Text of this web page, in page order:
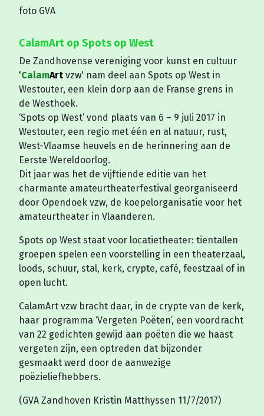
foto GVA
CalamArt op Spots op West
De Zandhovense vereniging voor kunst en cultuur
'CalamArt vzw' nam deel aan Spots op West in
Westouter, een klein dorp aan de Franse grens in
de Westhoek.
‘Spots op West’ vond plaats van 6 – 9 juli 2017 in
Westouter, een regio met één en al natuur, rust,
West-Vlaamse heuvels en de herinnering aan de
Eerste Wereldoorlog.
Dit jaar was het de vijftiende editie van het
charmante amateurtheaterfestival georganiseerd
door Opendoek vzw, de koepelorganisatie voor het
amateurtheater in Vlaanderen.
Spots op West staat voor locatietheater: tientallen
groepen spelen een voorstelling in een theaterzaal,
loods, schuur, stal, kerk, crypte, café, feestzaal of in
open lucht.
CalamArt vzw bracht daar, in de crypte van de kerk,
haar programma ‘Vergeten Poëten’, een voordracht
van 22 gedichten gewijd aan poëten die we haast
vergeten zijn, een optreden dat bijzonder
gesmaakt werd door de aanwezige
poëzieliefhebbers.
(GVA Zandhoven Kristin Matthyssen 11/7/2017)